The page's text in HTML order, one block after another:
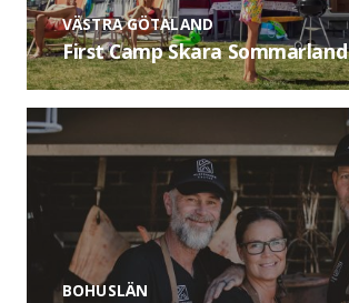
VÄSTRA GÖTALAND
First Camp Skara Sommarland
BOHUSLÄN